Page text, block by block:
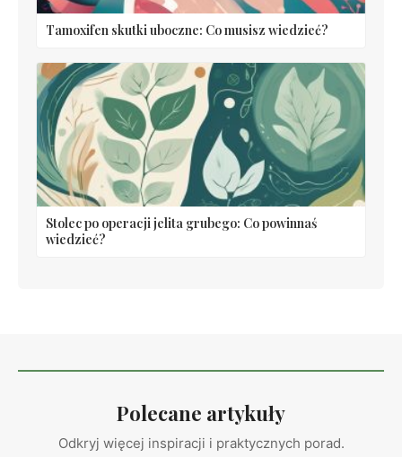
Tamoxifen skutki uboczne: Co musisz wiedzieć?
Stolec po operacji jelita grubego: Co powinnaś
wiedzieć?
Polecane artykuły
Odkryj więcej inspiracji i praktycznych porad.